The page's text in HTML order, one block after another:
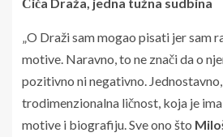
„O Draži sam mogao pisati jer sam
motive. Naravno, to ne znači da o
pozitivno ni negativno.
trodimenzionalna ličnost, koja je
motive i biografiju. Sve ono što